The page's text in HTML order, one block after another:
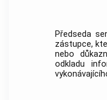
Předseda
zástupce,
nebo
odkladu